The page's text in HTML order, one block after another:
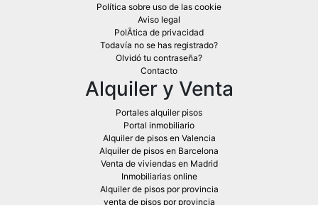
Política sobre uso de las cookie
Aviso legal
PolÃ­tica de privacidad
Todavía no se has registrado?
Olvidó tu contraseña?
Contacto
Alquiler y Venta
Portales alquiler pisos
Portal inmobiliario
Alquiler de pisos en Valencia
Alquiler de pisos en Barcelona
Venta de viviendas en Madrid
Inmobiliarias online
Alquiler de pisos por provincia
venta de pisos por provincia